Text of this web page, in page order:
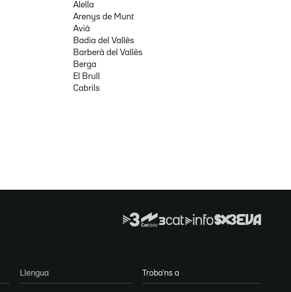
Alella
Arenys de Munt
Avià
Badia del Vallès
Barberà del Vallès
Berga
El Brull
Cabrils
Llengua Troba'ns a